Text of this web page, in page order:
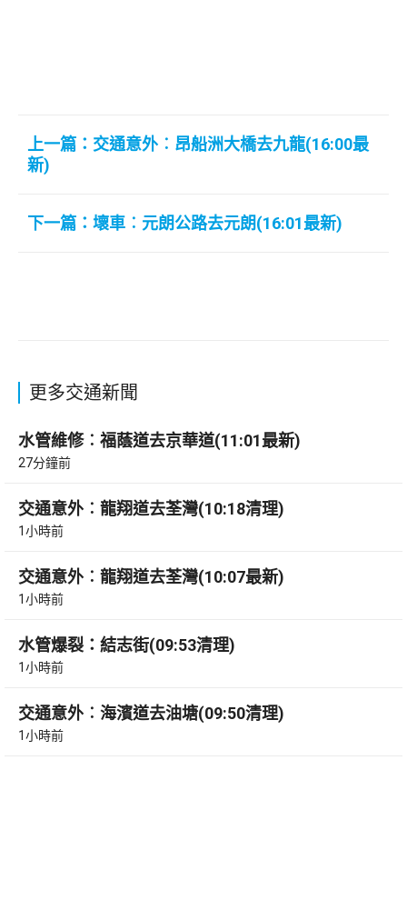
上一篇：交通意外︰昂船洲大橋去九龍(16:00最
新)
下一篇：壞車︰元朗公路去元朗(16:01最新)
更多交通新聞
水管維修︰福蔭道去京華道(11:01最新)
27分鐘前
交通意外︰龍翔道去荃灣(10:18清理)
1小時前
交通意外︰龍翔道去荃灣(10:07最新)
1小時前
水管爆裂：結志街(09:53清理)
1小時前
交通意外︰海濱道去油塘(09:50清理)
1小時前